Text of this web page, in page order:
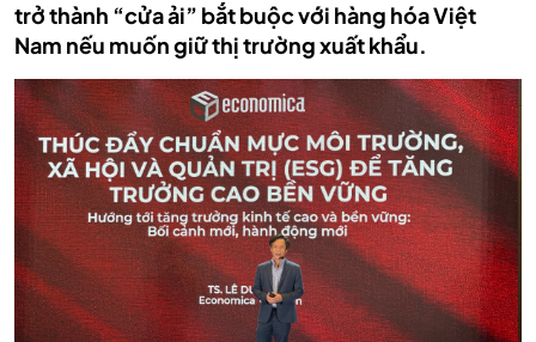
trở thành “cửa ải” bắt buộc với hàng hóa Việt
Nam nếu muốn giữ thị trường xuất khẩu.